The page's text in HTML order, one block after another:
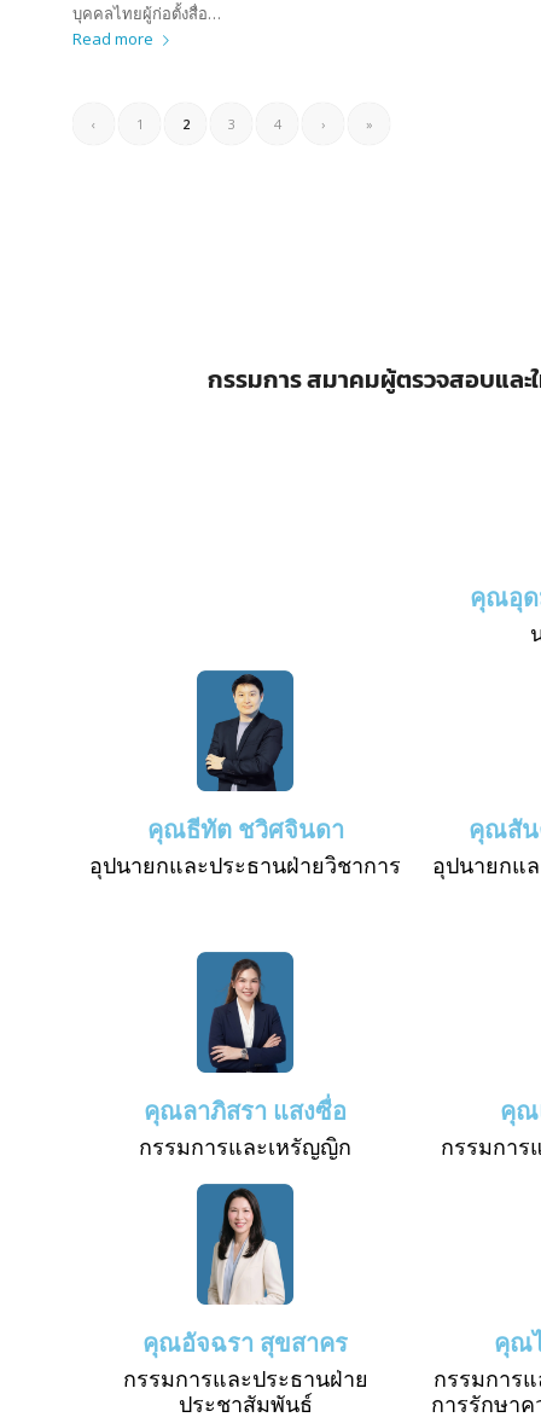
บุคคลไทยผู้ก่อตั้งสื่อ…
Read more
‹ 1 2 3 4 › »
กรรมการ สมาคมผู้ตรวจสอบแล
คุณอุด
คุณธีทัต ชวิศจินดา
อุปนายกและประธานฝ่ายวิชาการ
คุณสัน
อุปนายกแ
คุณลาภิสรา แสงซื่อ
กรรมการและเหรัญญิก
คุณ
กรรมกา
คุณอัจฉรา สุขสาคร
กรรมการและประธานฝ่าย
ประชาสัมพันธ์
คุณ
กรรมการ
การรักษา